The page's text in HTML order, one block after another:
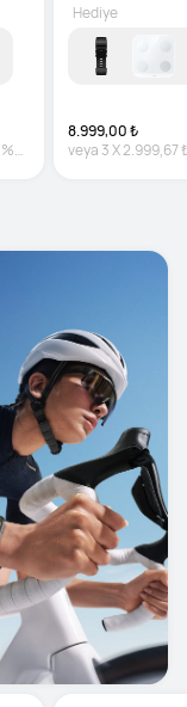
%0
8.999,00 ₺
veya 3X2.999,67
Hediye